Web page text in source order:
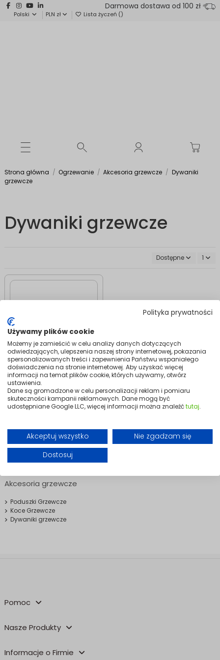
Polityka prywatności
Używamy plików cookie
Możemy je zamieścić w celu analizy danych dotyczących
odwiedzających, ulepszenia naszej strony internetowej, pokazania
spersonalizowanych treści i zapewnienia Państwu wspaniałego
doświadczenia na stronie internetowej. Aby uzyskać więcej
informacji na temat plików cookie, których używamy, otwórz
ustawienia.
Dane są gromadzone w celu personalizacji reklam i pomiaru
skuteczności kampanii reklamowych. Dane mogą być
udostępniane Google LLC, więcej informacji można znaleźćtutaj.
Akceptuj wszystko
Nie zgadzam się
Dostosuj
Darmowa dostawa od 100 zł
Polski PLN zł Lista życzeń ()
Strona główna Ogrzewanie Akcesoria grzewcze
Dywaniki
grzewcze
Dywaniki grzewcze
Dostępne 1
Ogrzewanie
Dywanik grzewczy
SOFT 60×40 cm |
Elektryczny, mata
podłogowa
Dodaj do
koszyka
Akcesoria grzewcze
Poduszki Grzewcze
Koce Grzewcze
Dywaniki grzewcze
Pomoc
Nasze Produkty
Informacje o Firmie